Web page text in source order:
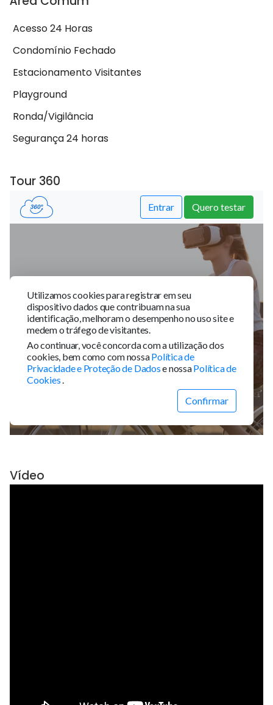
Acesso 24 Horas
Condomínio Fechado
Estacionamento Visitantes
Playground
Ronda/Vigilância
Segurança 24 horas
Tour 360
Vídeo